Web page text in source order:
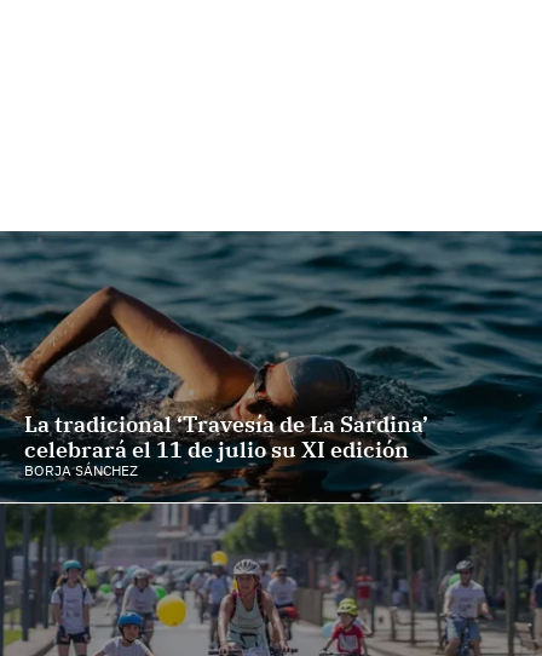
La tradicional ‘Travesía de La Sardina’
celebrará el 11 de julio su XI edición
BORJA SÁNCHEZ